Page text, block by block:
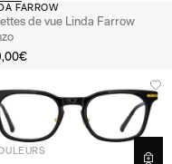
FARROW
de vue Linda Farrow